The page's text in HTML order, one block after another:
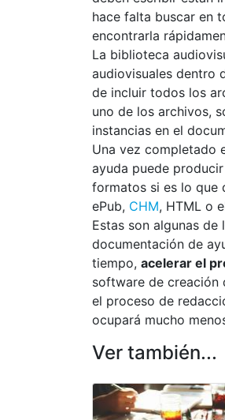
hace falta buscar en
encontrarla
La biblioteca
audiovisuales dentro
de incluir todos los
uno de los archivos,
instancias en el
Una vez completado
ayuda puede
formatos si es lo que
ePub, CHM, HTML o
Estas son algunas
documentación de
tiempo, acelerar el
software de creación
el proceso de
ocupará mucho
Ver también...